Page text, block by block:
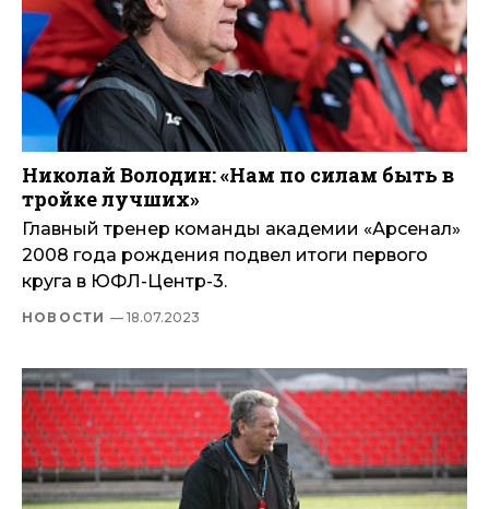
Николай Володин: «Нам по силам быть в
тройке лучших»
Главный тренер команды академии «Арсенал»
2008 года рождения подвел итоги первого
круга в ЮФЛ-Центр-3.
НОВОСТИ — 18.07.2023